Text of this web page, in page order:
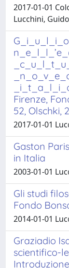
2017-01-01
Lucchini, Guido
Firenze,
52, Olschki,
2017-01-01
Gaston
in Italia
2003-01-01
Gli studi
Fondo
2014-01-01
Graziadio
scientifico-